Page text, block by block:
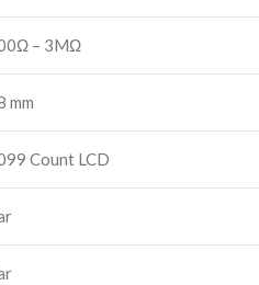
– 3MΩ
mm
Count LCD